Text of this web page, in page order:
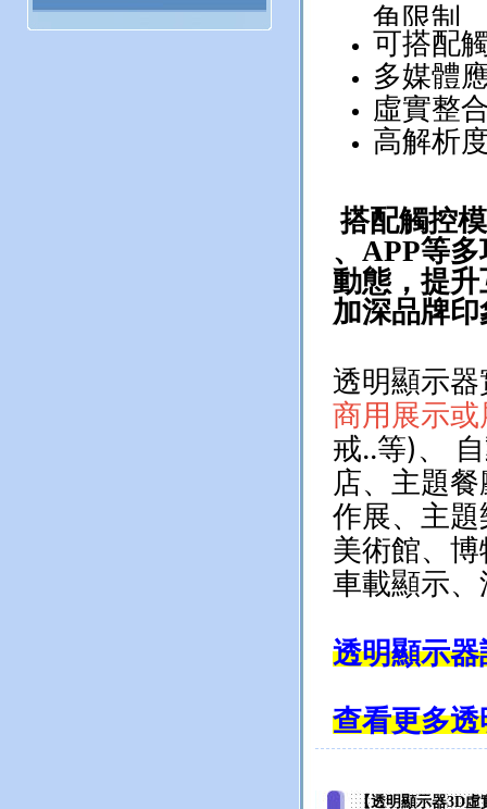
角限制
可搭配
多媒體
虛實整
高解析
搭配觸控
、 APP等多
動態，提
加深品牌
透明顯示
商用展示
戒..等)、
店、主題
作展、主
美術館、
車載顯示
透明顯示
查看更多
【透明顯示器3D虛